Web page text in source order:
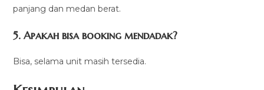
panjang dan medan berat.
5. Apakah bisa booking mendadak?
Bisa, selama unit masih tersedia.